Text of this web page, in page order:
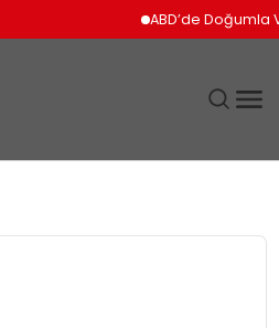
ABD’de Doğumla